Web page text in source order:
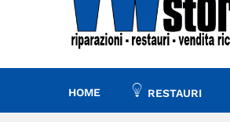
HOME RESTAURI